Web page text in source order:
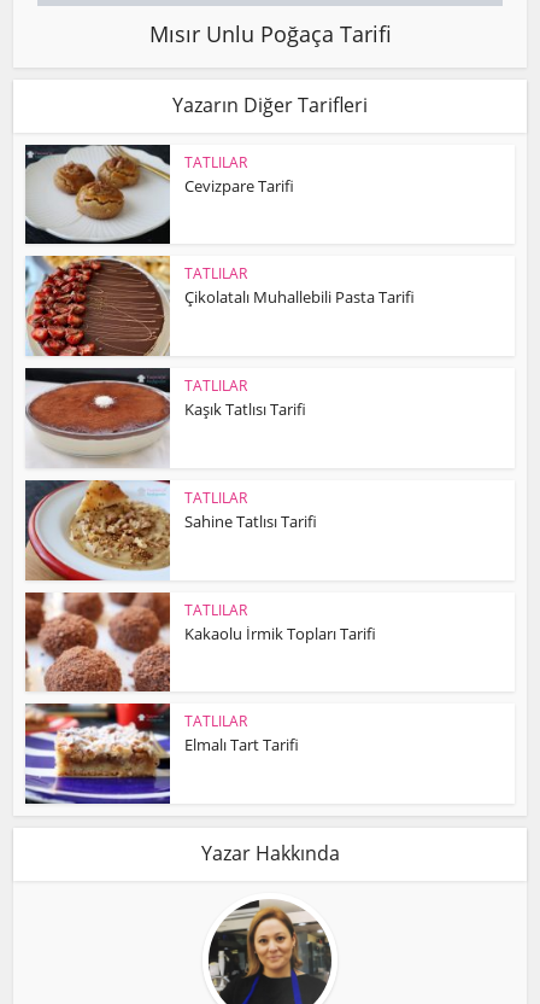
Mısır Unlu Poğaça Tarifi
Yazarın Diğer Tarifleri
TATLILAR
Cevizpare Tarifi
TATLILAR
Çikolatalı Muhallebili Pasta Tarifi
TATLILAR
Kaşık Tatlısı Tarifi
TATLILAR
Sahine Tatlısı Tarifi
TATLILAR
Kakaolu İrmik Topları Tarifi
TATLILAR
Elmalı Tart Tarifi
Yazar Hakkında